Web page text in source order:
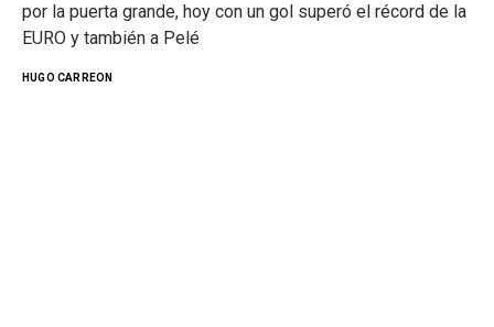
por la puerta grande, hoy con un gol superó el récord de la
EURO y también a Pelé
HUGO CARREON